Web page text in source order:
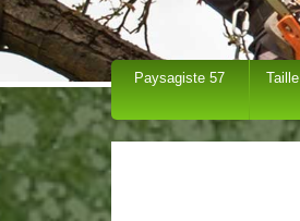
Paysagiste 57